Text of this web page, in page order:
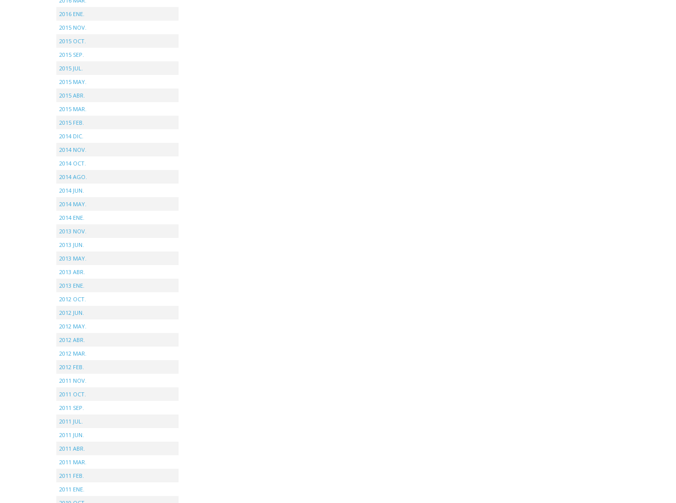
2016 ENE.
2015 NOV.
2015 OCT.
2015 SEP.
2015 JUL.
2015 MAY.
2015 ABR.
2015 MAR.
2015 FEB.
2014 DIC.
2014 NOV.
2014 OCT.
2014 AGO.
2014 JUN.
2014 MAY.
2014 ENE.
2013 NOV.
2013 JUN.
2013 MAY.
2013 ABR.
2013 ENE.
2012 OCT.
2012 JUN.
2012 MAY.
2012 ABR.
2012 MAR.
2012 FEB.
2011 NOV.
2011 OCT.
2011 SEP.
2011 JUL.
2011 JUN.
2011 ABR.
2011 MAR.
2011 FEB.
2011 ENE.